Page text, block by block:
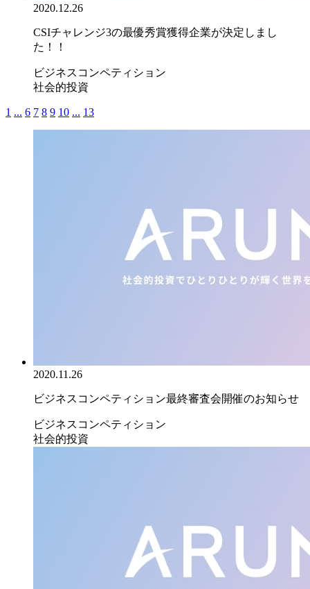
2020.12.26
CSIチャレンジ3の最優秀賞獲得企業が決定しまし
た！！
ビジネスコンペティション
社会的投資
1 ... 6 7 8 9 10 ... 13
2020.11.26
ビジネスコンペティション最終審査会開催のお知らせ
ビジネスコンペティション
社会的投資